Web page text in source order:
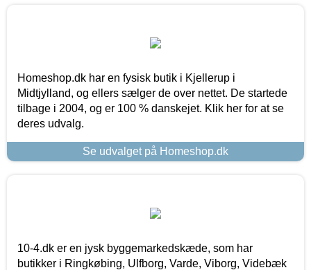
Homeshop.dk har en fysisk butik i Kjellerup i
Midtjylland, og ellers sælger de over nettet. De startede
tilbage i 2004, og er 100 % danskejet. Klik her for at se
deres udvalg.
Se udvalget på Homeshop.dk
10-4.dk er en jysk byggemarkedskæde, som har
butikker i Ringkøbing, Ulfborg, Varde, Viborg, Videbæk